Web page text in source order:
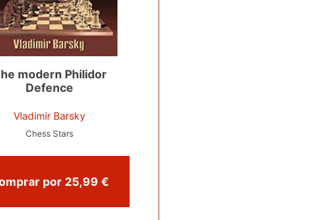
modern Philidor
Defence
Vladimir Barsky
Chess Stars
Comprar por 25,99 €